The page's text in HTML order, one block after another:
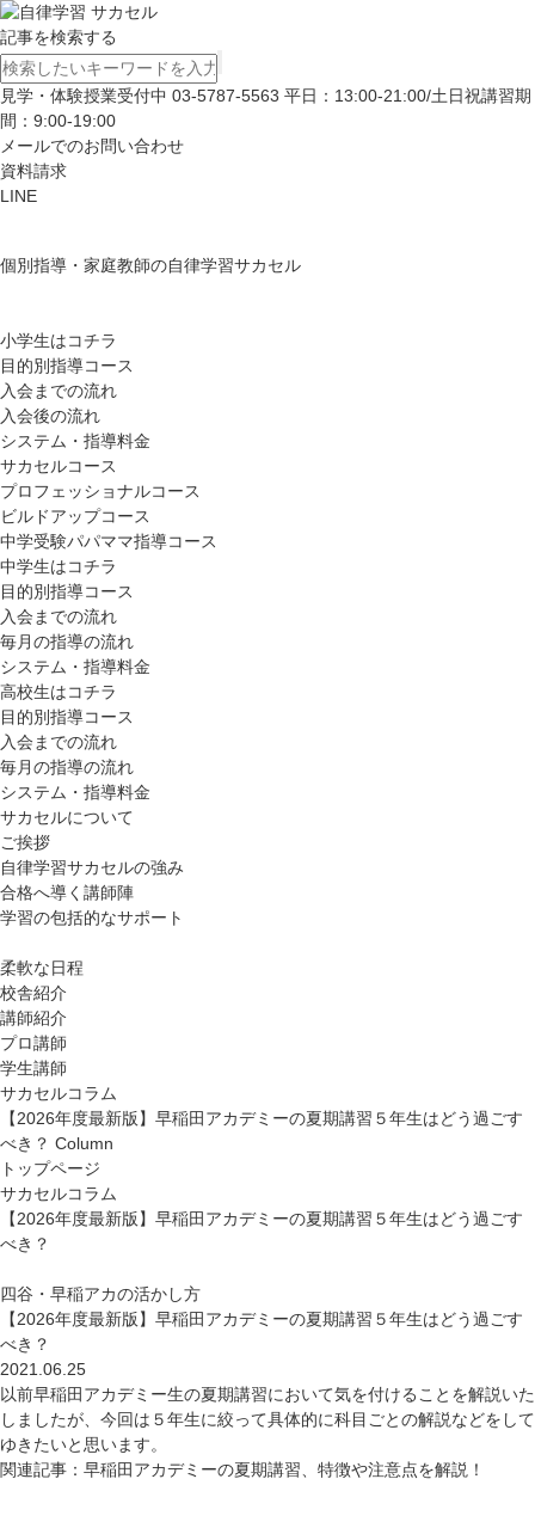
記事を検索する
見学・体験授業受付中 03-5787-5563 平日：13:00-21:00/土日祝講習期
間：9:00-19:00
メールでのお問い合わせ
資料請求
LINE
個別指導・家庭教師の自律学習サカセル
小学生はコチラ
目的別指導コース
入会までの流れ
入会後の流れ
システム・指導料金
サカセルコース
プロフェッショナルコース
ビルドアップコース
中学受験パパママ指導コース
中学生はコチラ
目的別指導コース
入会までの流れ
毎月の指導の流れ
システム・指導料金
高校生はコチラ
目的別指導コース
入会までの流れ
毎月の指導の流れ
システム・指導料金
サカセルについて
ご挨拶
自律学習サカセルの強み
合格へ導く講師陣
学習の包括的なサポート
柔軟な日程
校舎紹介
講師紹介
プロ講師
学生講師
サカセルコラム
【2026年度最新版】早稲田アカデミーの夏期講習５年生はどう過ごす
べき？ Column
トップページ
サカセルコラム
【2026年度最新版】早稲田アカデミーの夏期講習５年生はどう過ごす
べき？
四谷・早稲アカの活かし方
【2026年度最新版】早稲田アカデミーの夏期講習５年生はどう過ごす
べき？
2021.06.25
以前早稲田アカデミー生の夏期講習において気を付けることを解説いた
しましたが、今回は５年生に絞って具体的に科目ごとの解説などをして
ゆきたいと思います。
関連記事： 早稲田アカデミーの夏期講習、特徴や注意点を解説！